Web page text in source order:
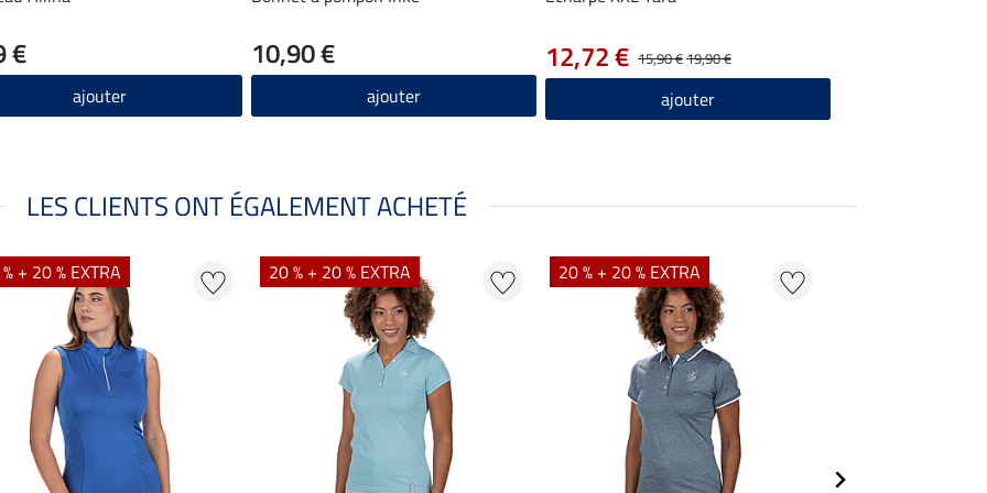
€
ajouter
10,90 €
ajouter
15,90 €19,90 €
12,72 €
ajouter
LES CLIENTS ONT ÉGALEMENT ACHETÉ
+ 20 % EXTRA 20 % + 20 % EXTRA 20 % + 20 % EXTRA